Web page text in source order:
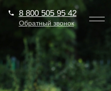
95 42
95 42
звонок